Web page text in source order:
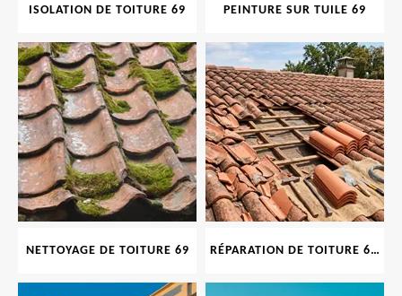
ISOLATION DE TOITURE 69 PEINTURE SUR TUILE 69
NETTOYAGE DE TOITURE 69 RÉPARATION DE TOITURE 69 RHONE, TUILES CASSÉES OU ABIMÉES